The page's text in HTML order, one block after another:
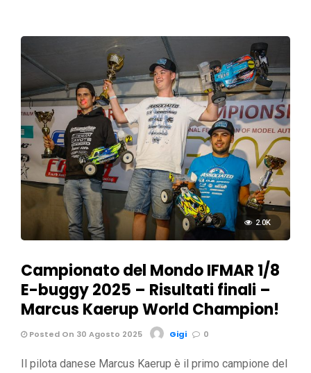
2.0K
Campionato del Mondo IFMAR 1/8
E-buggy 2025 – Risultati finali –
Marcus Kaerup World Champion!
Posted On 30 Agosto 2025 Gigi 0
Il pilota danese Marcus Kaerup è il primo campione del